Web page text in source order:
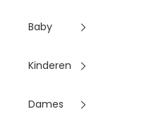
Baby
Kinderen
Dames